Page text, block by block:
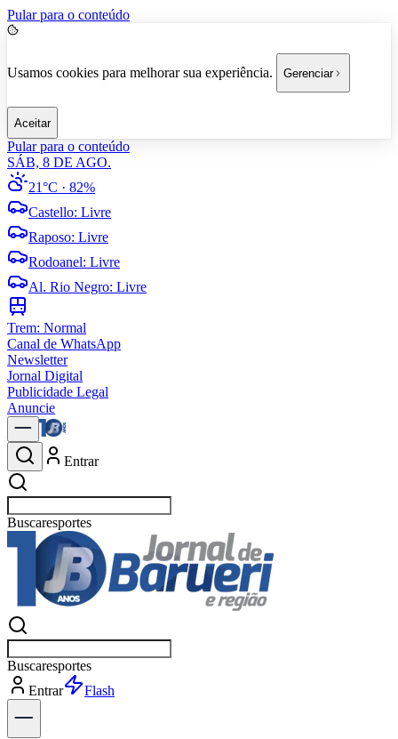
Pular para o conteúdo
Usamos cookies para melhorar sua experiência. Gerenciar
Aceitar
Pular para o conteúdo
SÁB, 8 DE AGO.
21°C · 82%
Castello: Livre
Raposo: Livre
Rodoanel: Livre
Al. Rio Negro: Livre
Trem: Normal
Canal de WhatsApp
Newsletter
Jornal Digital
Publicidade Legal
Anuncie
Entrar
Buscarpolítica
Buscarpolítica
Entrar
Explorar